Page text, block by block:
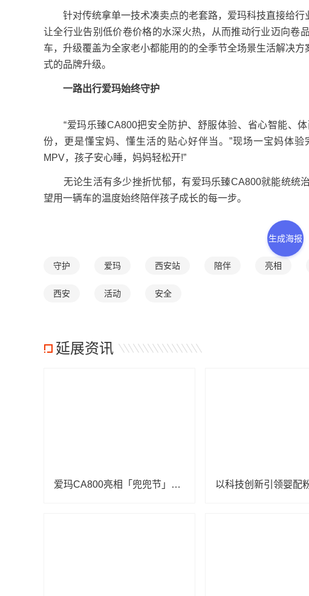
针对传统拿单一技术凑卖点的老套路，爱玛科技直接给行
让全行业告别低价卷价格的水深火热，从而推动行业迈向卷
车，升级覆盖为全家老小都能用的的全季节全场景生活解决
式的品牌升级。
一路出行爱玛始终守护
“爱玛乐臻CA800把安全防护、舒服体验、省心智能、
份，更是懂宝妈、懂生活的贴心好伴当。”现场一宝妈体
MPV，孩子安心睡，妈妈轻松开!”
无论生活有多少挫折忧郁，有爱玛乐臻CA800就能统统
望用一辆车的温度始终陪伴孩子成长的每一步。
生成海报
守护 爱玛 西安站 陪伴 亮相
西安 活动 安全
延展资讯
爱玛CA800亮相「兜兜节」西安站活动 “安全守护”陪伴亲子出行